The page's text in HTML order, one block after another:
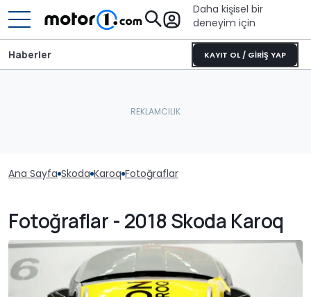
Daha kişisel bir
deneyim için
KAYIT OL / GİRİŞ YAP
Haberler
Ana Sayfa Skoda Karoq Fotoğraflar
Fotoğraflar - 2018 Skoda Karoq